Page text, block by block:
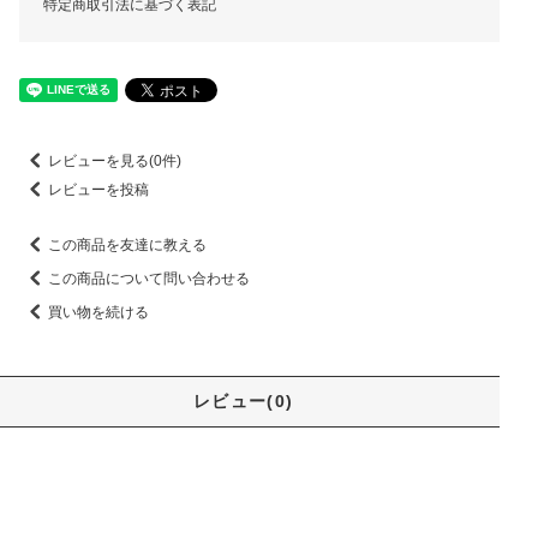
特定商取引法に基づく表記
レビューを見る(0件)
レビューを投稿
この商品を友達に教える
この商品について問い合わせる
買い物を続ける
レビュー(0)